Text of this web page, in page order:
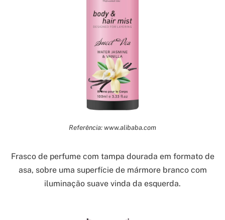
Referência: www.alibaba.com
Frasco de perfume com tampa dourada em formato de
asa, sobre uma superfície de mármore branco com
iluminação suave vinda da esquerda.